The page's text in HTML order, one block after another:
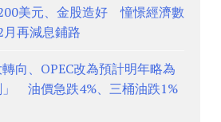
美元、金股造好 憧憬經濟數
再減息鋪路
向、OPEC改為預計明年略為
」 油價急跌4%、三桶油跌1%